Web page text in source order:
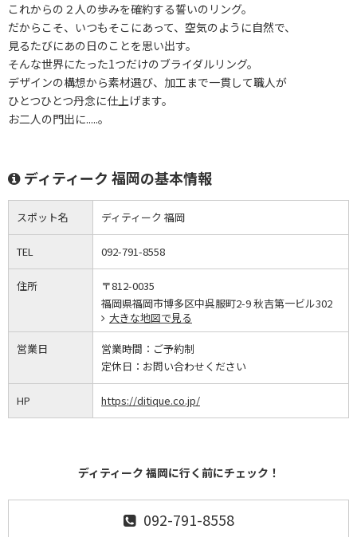
これからの２人の歩みを確約する誓いのリング。
だからこそ、いつもそこにあって、空気のように自然で、
見るたびにあの日のことを思い出す。
そんな世界にたった1つだけのブライダルリング。
デザインの構想から素材選び、加工まで一貫して職人が
ひとつひとつ丹念に仕上げます。
お二人の門出に.....。
ディティーク 福岡の基本情報
スポット名 ディティーク 福岡
TEL 092-791-8558
住所
〒812-0035
福岡県福岡市博多区中呉服町2-9 秋吉第一ビル302
大きな地図で見る
営業日 営業時間： ご予約制
定休日： お問い合わせください
HP https://ditique.co.jp/
ディティーク 福岡に行く前にチェック！
092-791-8558